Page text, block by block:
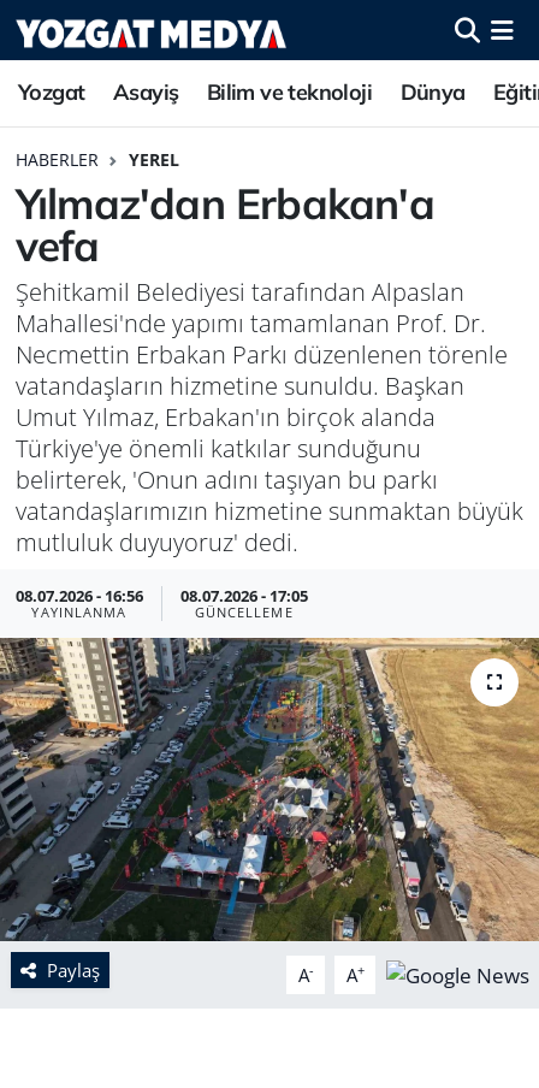
Yozgat Asayiş Bilim ve teknoloji Dünya
HABERLER YEREL
Yılmaz'dan Erbakan'a
vefa
Şehitkamil Belediyesi tarafından Alpaslan
Mahallesi'nde yapımı tamamlanan Prof. Dr.
Necmettin Erbakan Parkı düzenlenen törenle
vatandaşların hizmetine sunuldu. Başkan
Umut Yılmaz, Erbakan'ın birçok alanda
Türkiye'ye önemli katkılar sunduğunu
belirterek, 'Onun adını taşıyan bu parkı
vatandaşlarımızın hizmetine sunmaktan büyük
mutluluk duyuyoruz' dedi.
08.07.2026 - 16:56
YAYINLANMA
08.07.2026 - 17:05
GÜNCELLEME
Paylaş A- A+